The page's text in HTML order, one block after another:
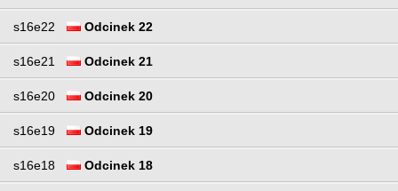
s16e22 Odcinek 22
s16e21 Odcinek 21
s16e20 Odcinek 20
s16e19 Odcinek 19
s16e18 Odcinek 18